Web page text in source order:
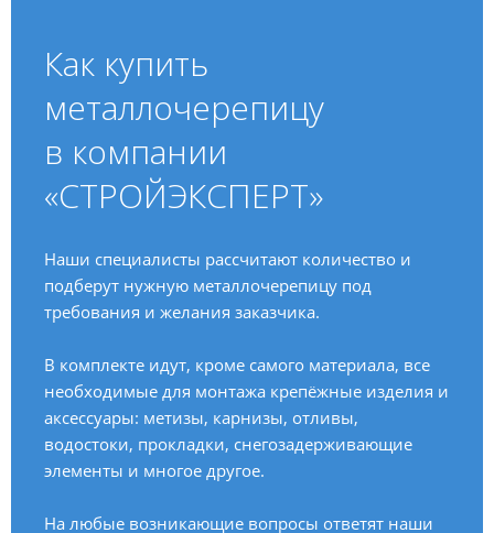
Как купить
металлочерепицу
в компании
«СТРОЙЭКСПЕРТ»
Наши специалисты рассчитают количество и
подберут нужную металлочерепицу под
требования и желания заказчика.
В комплекте идут, кроме самого материала, все
необходимые для монтажа крепёжные изделия и
аксессуары: метизы, карнизы, отливы,
водостоки, прокладки, снегозадерживающие
элементы и многое другое.
На любые возникающие вопросы ответят наши